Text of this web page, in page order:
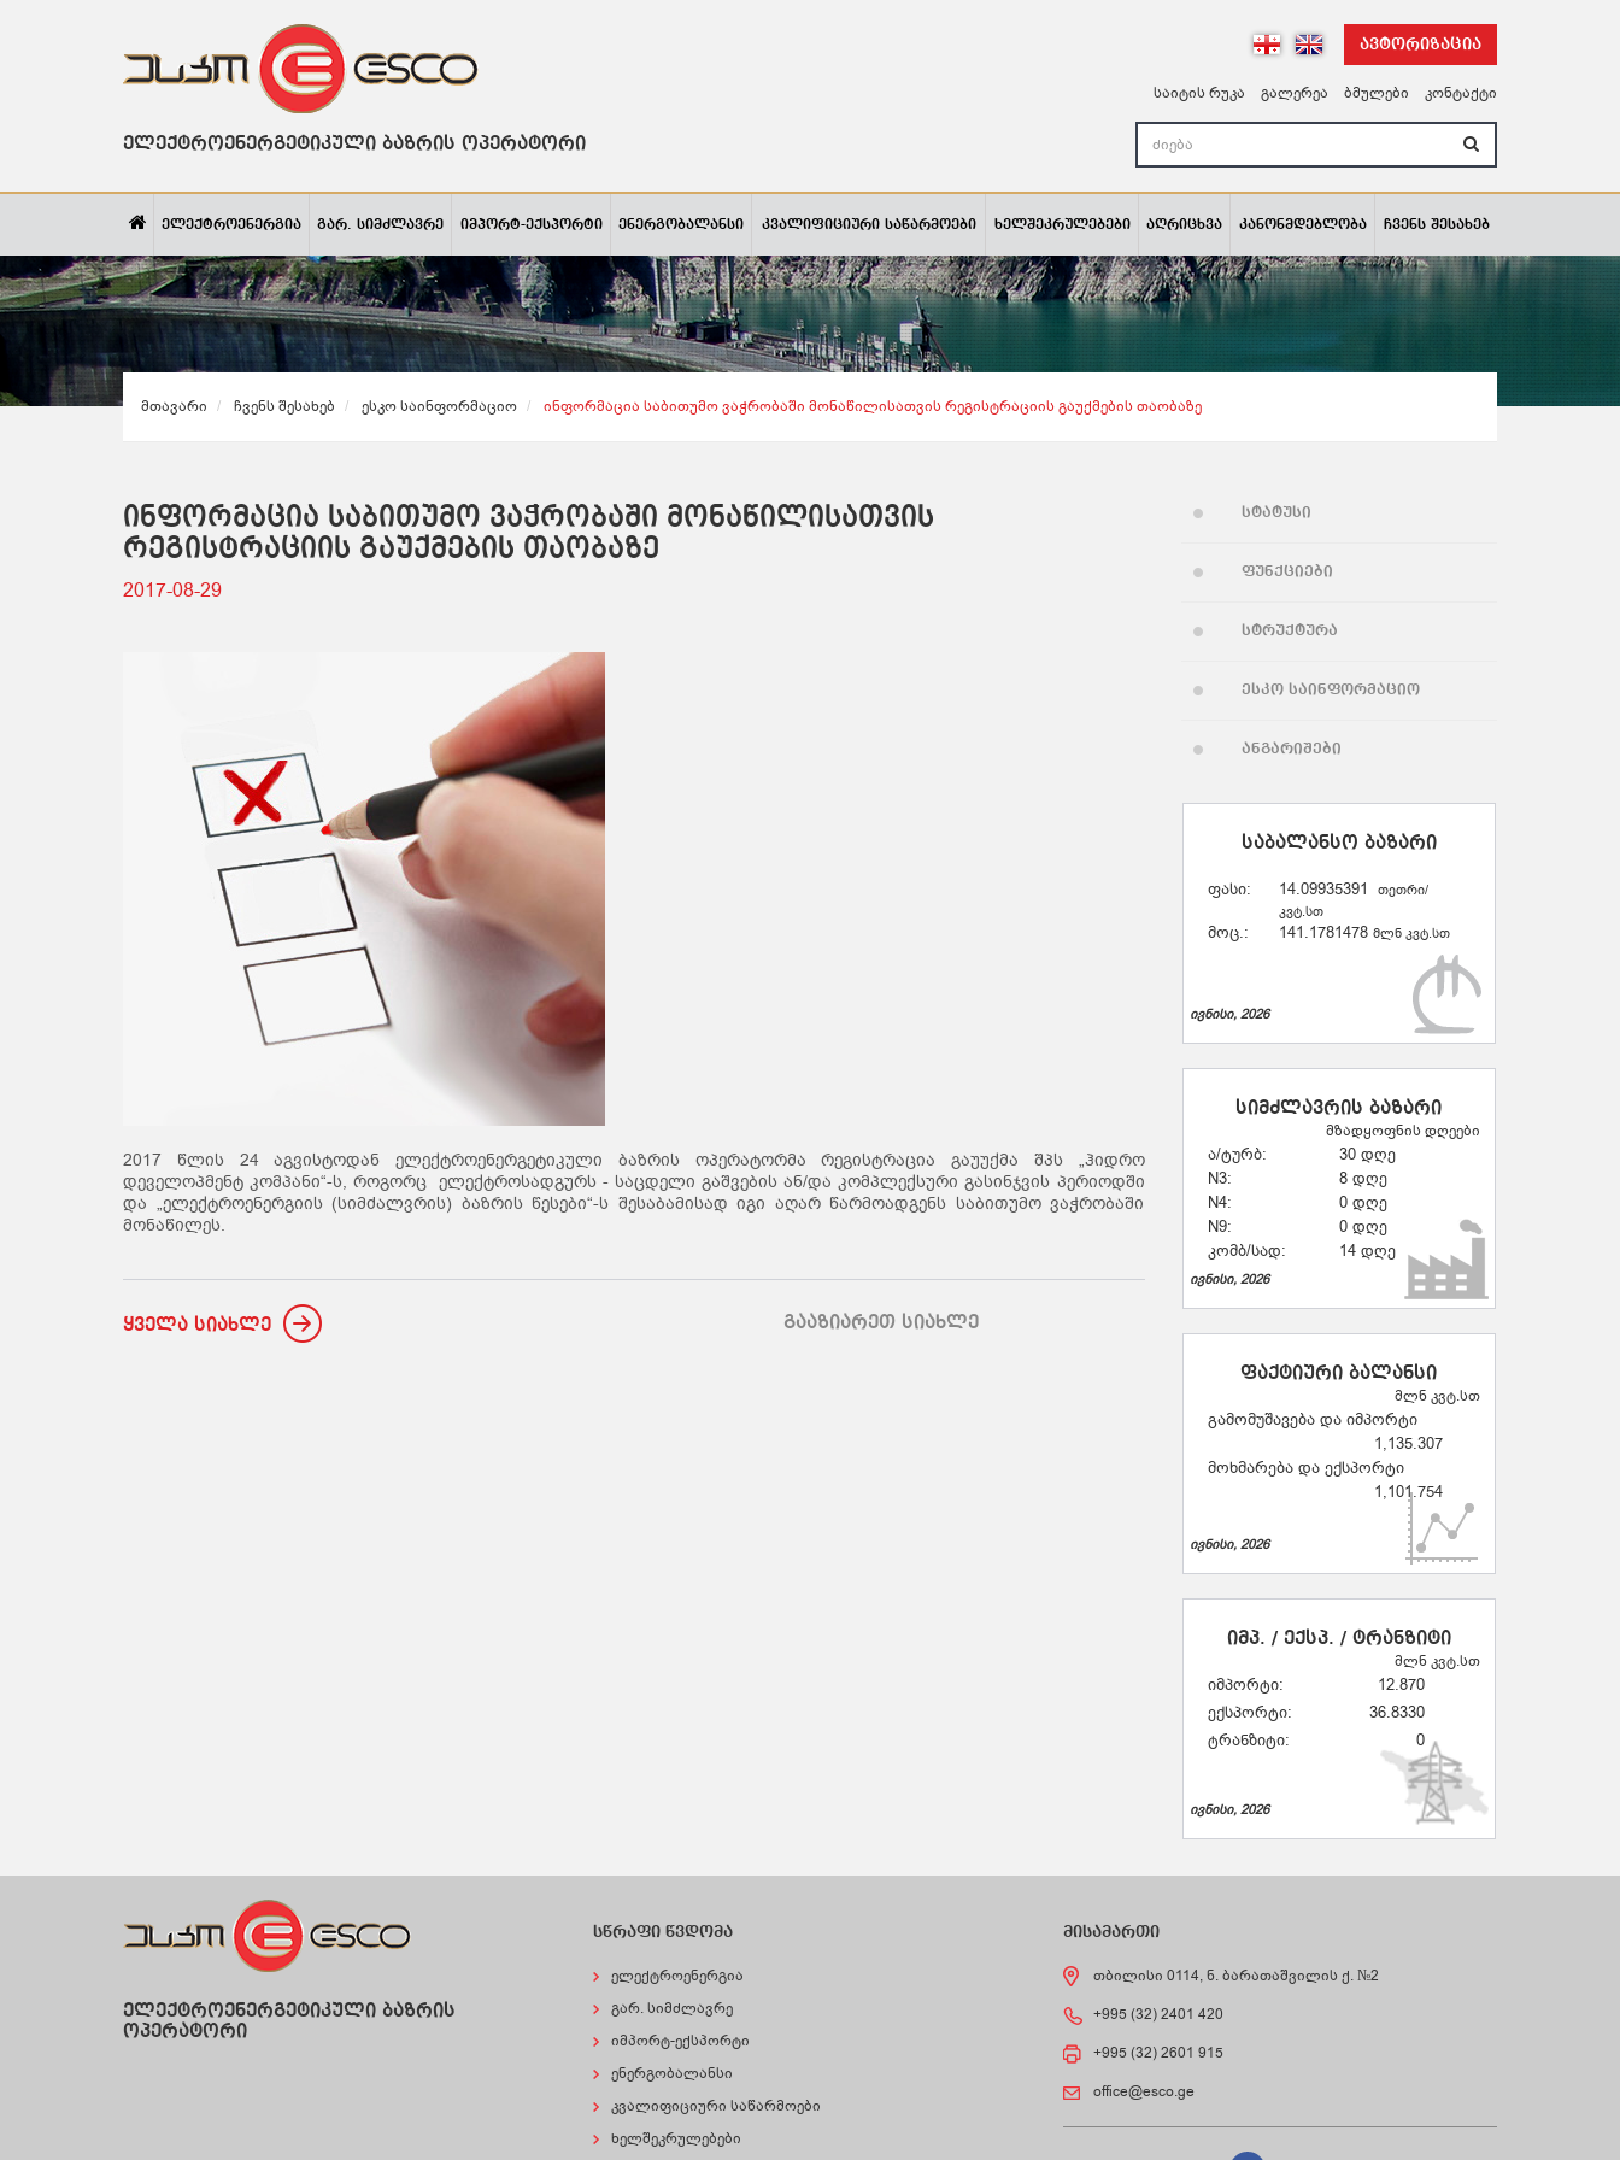
ელექტროენერგეტიკული ბაზრის ოპერატორი
ავტორიზაცია
საიტის რუკა გალერეა ბმულები კონტაქტი
ელექტროენერგია გარ. სიმძლავრე იმპორტ-ექსპორტი ენერგობალანსი კვალიფიციური საწარმოები ხელშეკრულებები აღრიცხვა კანონმდებლობა ჩვენს შესახებ
Მთავარი Ჩვენს Შესახებ Ესკო Საინფორმაციო Ინფორმაცია Საბითუმო Ვაჭრობაში Მონაწილისათვის Რეგისტრაციის Გაუქმების Თაობაზე
ინფორმაცია საბითუმო ვაჭრობაში მონაწილისათვის
რეგისტრაციის გაუქმების თაობაზე
2017-08-29
2017 წლის 24 აგვისტოდან ელექტროენერგეტიკული ბაზრის ოპერატორმა რეგისტრაცია გაუუქმა შპს „ჰიდრო
დეველოპმენტ კომპანი“-ს, როგორც ელექტროსადგურს - საცდელი გაშვების ან/და კომპლექსური გასინჯვის პერიოდში
და „ელექტროენერგიის (სიმძალვრის) ბაზრის წესები“-ს შესაბამისად იგი აღარ წარმოადგენს საბითუმო ვაჭრობაში
მონაწილეს.
ყველა სიახლე გააზიარეთ სიახლე
სტატუსი
ფუნქციები
სტრუქტურა
ესკო საინფორმაციო
ანგარიშები
საბალანსო ბაზარი
ფასი: 14.09935391
თეთრი/
კვტ.სთ
მოც.: 141.1781478 მლნ კვტ.სთ
ივნისი, 2026
სიმძლავრის ბაზარი
მზადყოფნის დღეები
ა/ტურბ:
30 დღე
N3:
8 დღე
N4:
0 დღე
N9:
0 დღე
კომბ/სად:
14 დღე
ივნისი, 2026
ფაქტიური ბალანსი
მლნ კვტ.სთ
გამომუშავება და იმპორტი
1,135.307
მოხმარება და ექსპორტი
1,101.754
ივნისი, 2026
იმპ. / ექსპ. / ტრანზიტი
მლნ კვტ.სთ
იმპორტი:
12.870
ექსპორტი:
36.8330
ტრანზიტი:
0
ივნისი, 2026
ელექტროენერგეტიკული ბაზრის
ოპერატორი
სწრაფი წვდომა
ელექტროენერგია
გარ. სიმძლავრე
იმპორტ-ექსპორტი
ენერგობალანსი
კვალიფიციური საწარმოები
ხელშეკრულებები
მისამართი
თბილისი 0114, ნ. ბარათაშვილის ქ. №2
+995 (32) 2401 420
+995 (32) 2601 915
office@esco.ge